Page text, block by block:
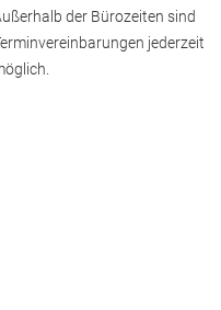
der Bürozeiten sind
jederzeit